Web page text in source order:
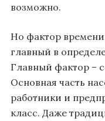
возможно.
Но фактор
главный в
Главный фактор –
Основная часть
работники и
класс. Даже